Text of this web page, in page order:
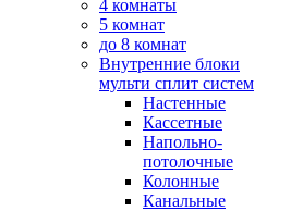
4 комнаты
5 комнат
до 8 комнат
Внутренние блоки
мульти сплит систем
Настенные
Кассетные
Напольно-
потолочные
Колонные
Канальные